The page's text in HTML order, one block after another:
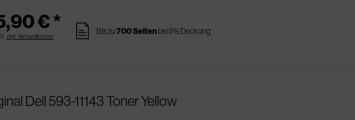
€ *
zzgl. Versandkosten pages Bis zu700 Seitenbei 5% Deckung
Dell 593-11143 Toner Yellow